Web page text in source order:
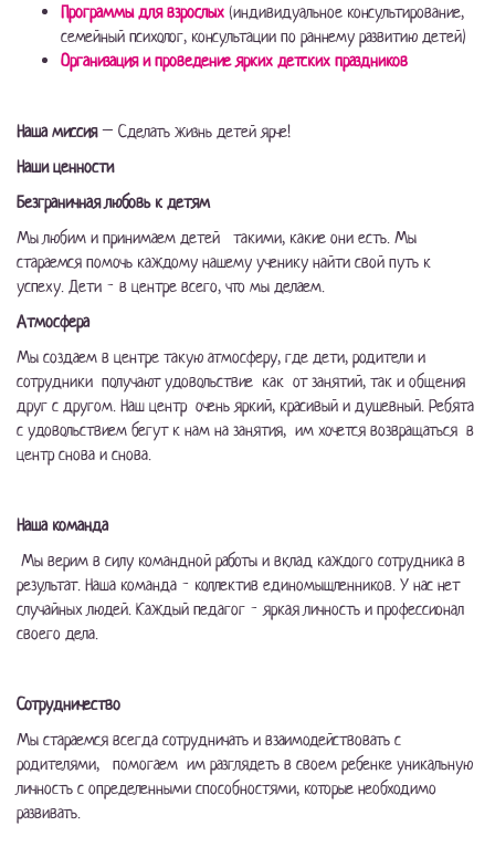
Программы для взрослых (индивидуальное консультирование,
семейный психолог, консультации по раннему развитию детей)
Организация и проведение ярких детских праздников
Наша миссия– Сделать жизнь детей ярче!
Наши ценности
Безграничная любовь к детям
Мы любим и принимаем детей такими, какие они есть. Мы
стараемся помочь каждому нашему ученику найти свой путь к
успеху. Дети - в центре всего, что мы делаем.
Атмосфера
Мы создаем в центре такую атмосферу, где дети, родители и
сотрудники получают удовольствие как от занятий, так и общения
друг с другом. Наш центр очень яркий, красивый и душевный. Ребята
с удовольствием бегут к нам на занятия, им хочется возвращаться в
центр снова и снова.
Наша команда
Мы верим в силу командной работы и вклад каждого сотрудника в
результат. Наша команда - коллектив единомышленников. У нас нет
случайных людей. Каждый педагог - яркая личность и профессионал
своего дела.
Сотрудничество
Мы стараемся всегда сотрудничать и взаимодействовать с
родителями, помогаем им разглядеть в своем ребенке уникальную
личность с определенными способностями, которые необходимо
развивать.